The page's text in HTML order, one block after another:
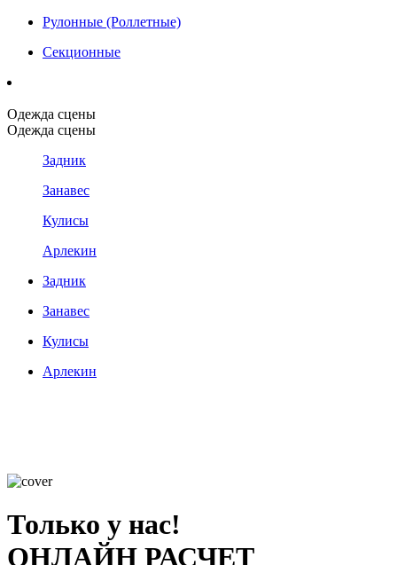
Рулонные (Роллетные)
Секционные
Одежда сцены
Одежда сцены
Задник
Занавес
Кулисы
Арлекин
Задник
Занавес
Кулисы
Арлекин
Только у нас!
ОНЛАЙН РАСЧЕТ